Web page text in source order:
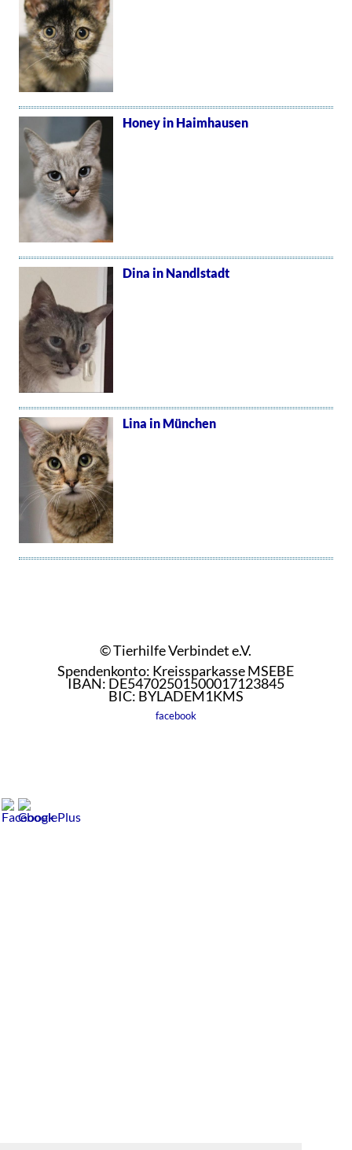
Honey in Haimhausen
Dina in Nandlstadt
Lina in München
© Tierhilfe Verbindet e.V.
Spendenkonto: Kreissparkasse MSEBE
IBAN: DE54702501500017123845
BIC: BYLADEM1KMS
facebook